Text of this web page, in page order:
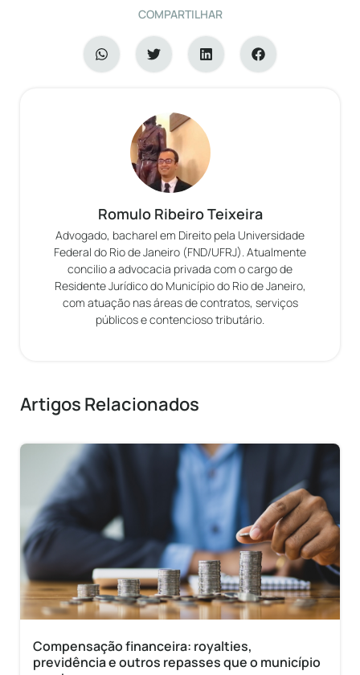
COMPARTILHAR
Romulo Ribeiro Teixeira
Advogado, bacharel em Direito pela Universidade
Federal do Rio de Janeiro (FND/UFRJ). Atualmente
concilio a advocacia privada com o cargo de
Residente Jurídico do Município do Rio de Janeiro,
com atuação nas áreas de contratos, serviços
públicos e contencioso tributário.
Artigos Relacionados
Compensação financeira: royalties,
previdência e outros repasses que o município